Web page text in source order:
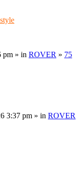
pm » in ROVER » 75
3:37 pm » in ROVER